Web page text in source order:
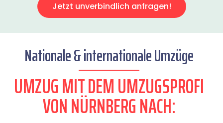
Jetzt unverbindlich anfragen!
Nationale & internationale Umzüge
UMZUG MIT DEM UMZUGSPROFI
VON NÜRNBERG NACH: